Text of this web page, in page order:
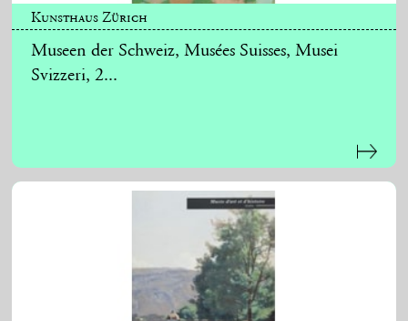
Kunsthaus Zürich
Museen der Schweiz, Musées Suisses, Musei
Svizzeri, 2...